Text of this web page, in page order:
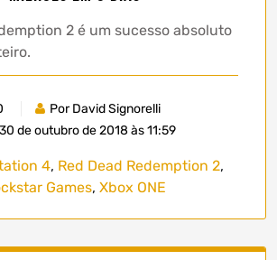
2 é um sucesso absoluto
Por David Signorelli
30 de outubro de 2018 às 11:59
4, Red Dead Redemption 2,
Games, Xbox ONE